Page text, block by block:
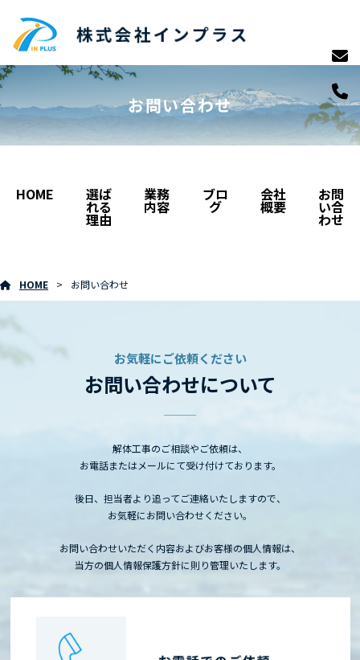
お問い合わせ
HOME 選ば
れる
理由
業務
内容
ブロ
グ
会社
概要
お問
い合
わせ
HOME お問い合わせ
お気軽にご依頼ください
お問い合わせについて
解体工事のご相談やご依頼は、
お電話またはメールにて受け付けております。
後日、担当者より追ってご連絡いたしますので、
お気軽にお問い合わせください。
お問い合わせいただく内容およびお客様の個人情報は、
当方の個人情報保護方針に則り管理いたします。